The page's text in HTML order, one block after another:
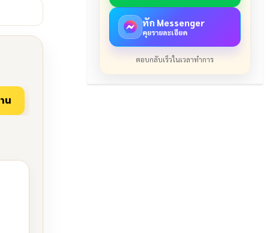
ทัก Messenger
คุยรายละเอียด
ตอบกลับเร็วในเวลาทำการ